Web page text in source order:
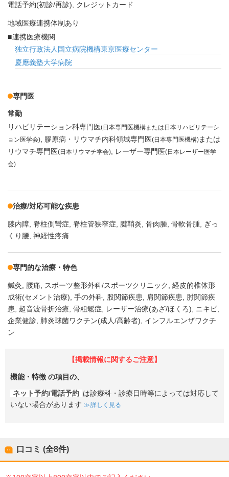
電話予約(初診/再診) クレジットカード
地域医療連携体制あり
連携医療機関
独立行政法人国立病院機構東京医療センター
慶應義塾大学病院
専門医
常勤
リハビリテーション科専門医(日本専門医機構または日本リハビリテーシ
ョン医学会)
膠原病・リウマチ内科領域専門医(日本専門医機構) または
リウマチ専門医(日本リウマチ学会) レーザー専門医(日本レーザー医学
会)
治療/対応可能な疾患
膝内障 脊柱側彎症 脊柱管狭窄症 腱鞘炎 骨肉腫 骨軟骨腫
ぎっ
くり腰 神経性疼痛
専門的な治療・特色
鍼灸 腰痛 スポーツ整形外科/スポーツクリニック
経皮的椎体形
成術(セメント治療) 手の外科 股関節疾患 肩関節疾患
肘関節疾
患
超音波骨折治療 骨粗鬆症 レーザー治療(あざ/ほくろ)
ニキビ
企業健診 肺炎球菌ワクチン(成人/高齢者)
インフルエンザワクチ
ン
【掲載情報に関するご注意】
機能・特徴 の項目の、
ネット予約/電話予約 は診療科・診療日時等によっては対応して
いない場合があります
詳しく見る
口コミ (全8件)